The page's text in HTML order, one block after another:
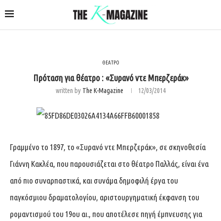
ΘΕΑΤΡΟ
Πρόταση για θέατρο : «Συρανό ντε Μπερζεράκ»
written by The K-Magazine 12/03/2014
Γραμμένο το 1897, το «Συρανό ντε Μπερζεράκ», σε σκηνοθεσία
Γιάννη Κακλέα, που παρουσιάζεται στο θέατρο Παλλάς, είναι ένα
από πιο συναρπαστικά, και συνάμα δημοφιλή έργα του
παγκόσμιου δραματολογίου, αριστουργηματική έκφανση του
ρομαντισμού του 19ου αι., που αποτέλεσε πηγή έμπνευσης για